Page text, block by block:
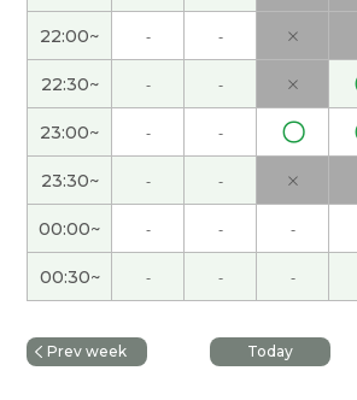
日本现在家庭使用密码锁的不太多的
见！( 40代 男性 )
谢谢，下次见 ( 40代 男性 )
我推荐五月的青森。很好的日本的
很漂亮。下次见
( 40代 男性 )
谢谢，日本最有名的神社可能叫伊
40代 男性 )
22:00~ - - ×
22:30~ - - ×
23:00~ - - 〇
23:30~ - - ×
00:00~ - - -
00:30~ - - -
Prev week Today